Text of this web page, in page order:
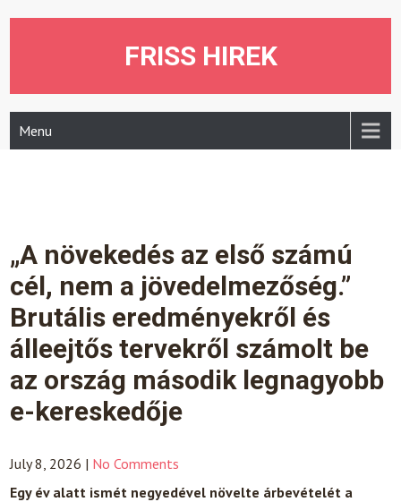
FRISS HIREK
Menu
„A növekedés az első számú
cél, nem a jövedelmezőség.”
Brutális eredményekről és
álleejtős tervekről számolt be
az ország második legnagyobb
e-kereskedője
July 8, 2026 | No Comments
Egy év alatt ismét negyedével növelte árbevételét a